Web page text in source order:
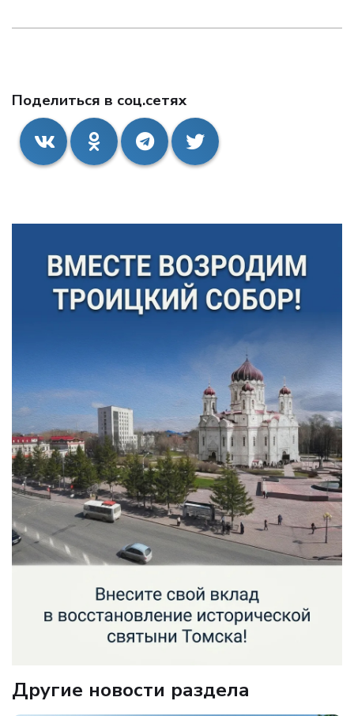
Поделиться в соц.сетях
Другие новости раздела